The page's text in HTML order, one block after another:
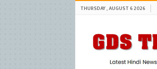
THURSDAY , AUGUST 6 2026